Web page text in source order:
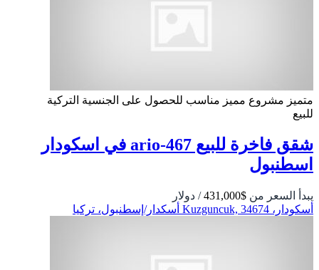
متميز مشروع مميز مناسب للحصول على الجنسية التركية
للبيع
شقق فاخرة للبيع ario-467 في اسكودار
اسطنبول
يبدأ السعر من $431,000
/ دولار
أسكودار، Kuzguncuk, 34674 أسكدار/إسطنبول، تركيا